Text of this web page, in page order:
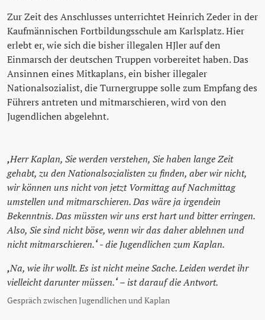
Zur Zeit des Anschlusses unterrichtet Heinrich Zeder in der
Kaufmännischen Fortbildungsschule am Karlsplatz. Hier
erlebt er, wie sich die bisher illegalen HJler auf den
Einmarsch der deutschen Truppen vorbereitet haben. Das
Ansinnen eines Mitkaplans, ein bisher illegaler
Nationalsozialist, die Turnergruppe solle zum Empfang des
Führers antreten und mitmarschieren, wird von den
Jugendlichen abgelehnt.
‚Herr Kaplan, Sie werden verstehen, Sie haben lange Zeit
gehabt, zu den Nationalsozialisten zu finden, aber wir nicht,
wir können uns nicht von jetzt Vormittag auf Nachmittag
umstellen und mitmarschieren. Das wäre ja irgendein
Bekenntnis. Das müssten wir uns erst hart und bitter erringen.
Also, Sie sind nicht böse, wenn wir das daher ablehnen und
nicht mitmarschieren.‘- die Jugendlichen zum Kaplan.
‚Na, wie ihr wollt. Es ist nicht meine Sache. Leiden werdet ihr
vielleicht darunter müssen.‘– ist darauf die Antwort.
Gespräch zwischen Jugendlichen und Kaplan